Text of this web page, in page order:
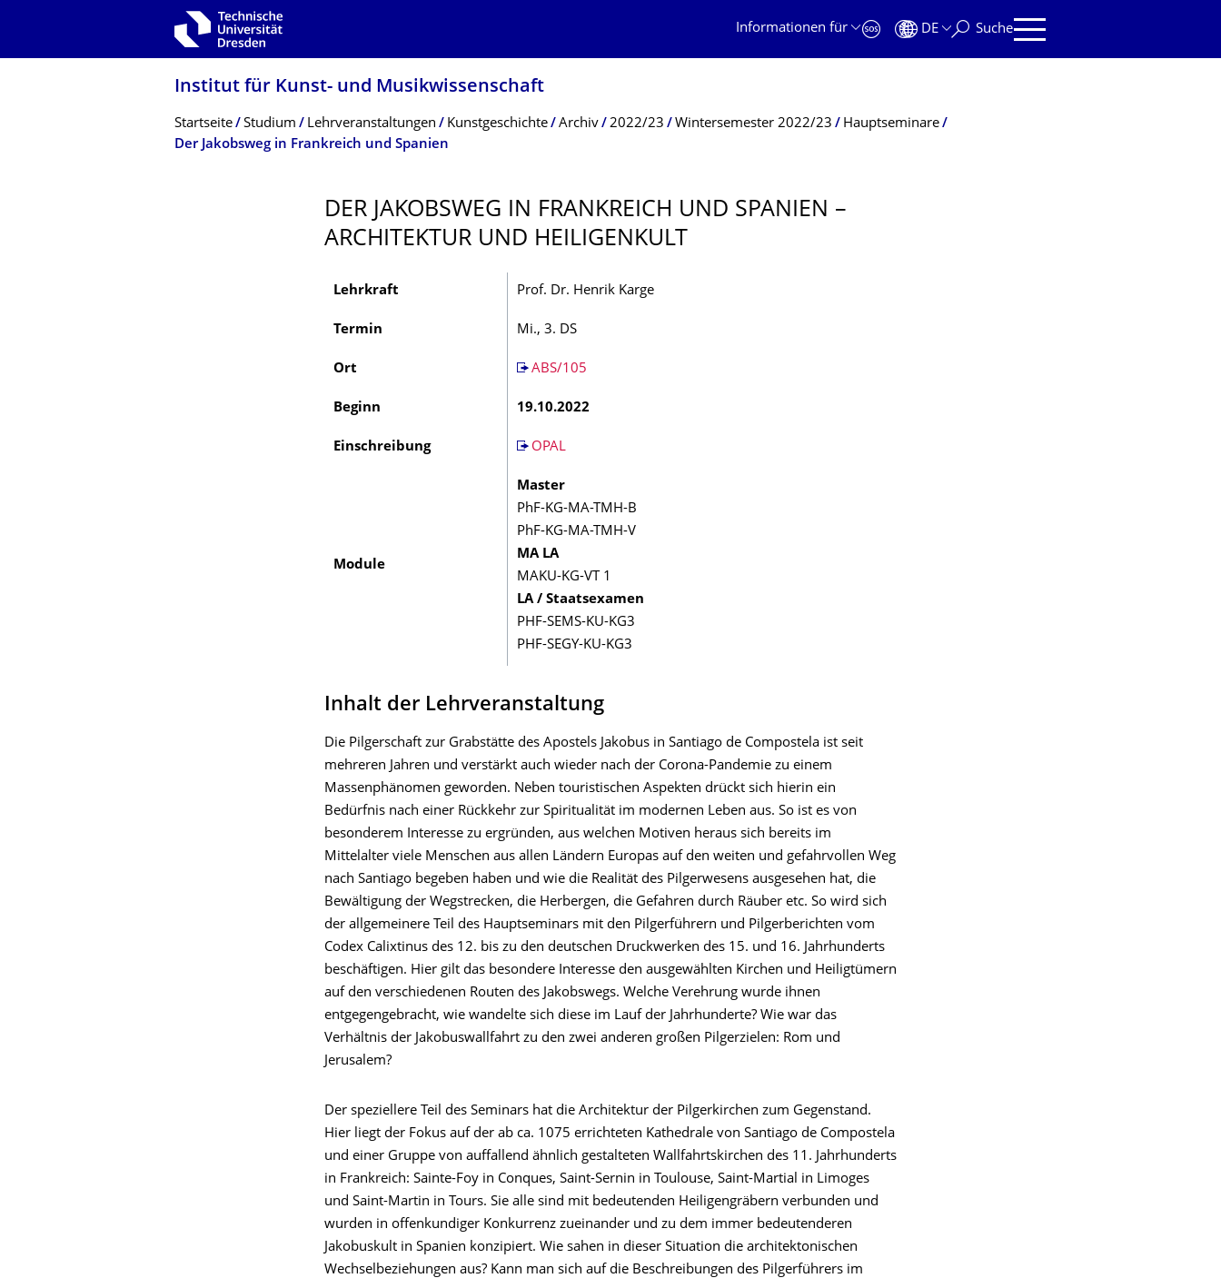
Zur Hauptnavigation springen
Informationen für
DE Suche
Institut für Kunst- und Musikwissenschaft
Breadcrumb-Menü
Startseite Studium Lehrveranstaltungen Kunstgeschichte Archiv 2022/23 Wintersemester 2022/23
Hauptseminare
Der Jakobsweg in Frankreich und Spanien
DER JAKOBSWEG IN FRANKREICH UND SPANIEN –
ARCHITEKTUR UND HEILIGENKULT
Lehrkraft Prof. Dr. Henrik Karge
Termin Mi., 3. DS
Ort ABS/105
Beginn 19.10.2022
Einschreibung OPAL
Module
Master
PhF-KG-MA-TMH-B
PhF-KG-MA-TMH-V
MA LA
MAKU-KG-VT 1
LA / Staatsexamen
PHF-SEMS-KU-KG3
PHF-SEGY-KU-KG3
Inhalt der Lehrveranstaltung
Die Pilgerschaft zur Grabstätte des Apostels Jakobus in Santiago de Compostela ist seit
mehreren Jahren und verstärkt auch wieder nach der Corona-Pandemie zu einem
Massenphänomen geworden. Neben touristischen Aspekten drückt sich hierin ein
Bedürfnis nach einer Rückkehr zur Spiritualität im modernen Leben aus. So ist es von
besonderem Interesse zu ergründen, aus welchen Motiven heraus sich bereits im
Mittelalter viele Menschen aus allen Ländern Europas auf den weiten und gefahrvollen Weg
nach Santiago begeben haben und wie die Realität des Pilgerwesens ausgesehen hat, die
Bewältigung der Wegstrecken, die Herbergen, die Gefahren durch Räuber etc. So wird sich
der allgemeinere Teil des Hauptseminars mit den Pilgerführern und Pilgerberichten vom
Codex Calixtinus des 12. bis zu den deutschen Druckwerken des 15. und 16. Jahrhunderts
beschäftigen. Hier gilt das besondere Interesse den ausgewählten Kirchen und Heiligtümern
auf den verschiedenen Routen des Jakobswegs. Welche Verehrung wurde ihnen
entgegengebracht, wie wandelte sich diese im Lauf der Jahrhunderte? Wie war das
Verhältnis der Jakobuswallfahrt zu den zwei anderen großen Pilgerzielen: Rom und
Jerusalem?
Der speziellere Teil des Seminars hat die Architektur der Pilgerkirchen zum Gegenstand.
Hier liegt der Fokus auf der ab ca. 1075 errichteten Kathedrale von Santiago de Compostela
und einer Gruppe von auffallend ähnlich gestalteten Wallfahrtskirchen des 11. Jahrhunderts
in Frankreich: Sainte-Foy in Conques, Saint-Sernin in Toulouse, Saint-Martial in Limoges
und Saint-Martin in Tours. Sie alle sind mit bedeutenden Heiligengräbern verbunden und
wurden in offenkundiger Konkurrenz zueinander und zu dem immer bedeutenderen
Jakobuskult in Spanien konzipiert. Wie sahen in dieser Situation die architektonischen
Wechselbeziehungen aus? Kann man sich auf die Beschreibungen des Pilgerführers im